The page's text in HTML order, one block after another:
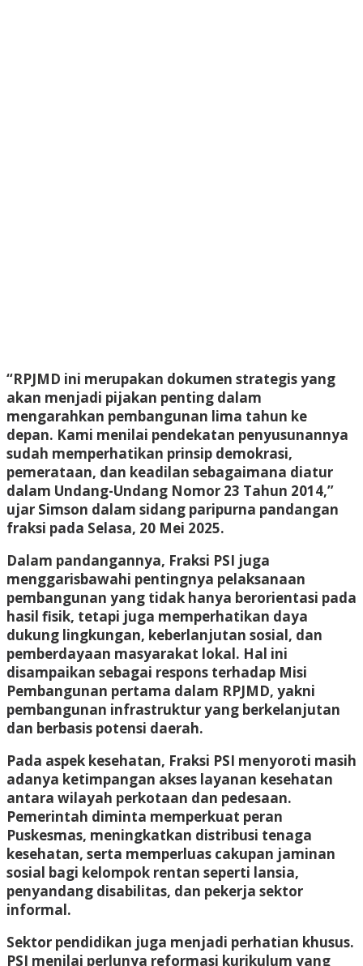
“RPJMD ini merupakan dokumen strategis yang
akan menjadi pijakan penting dalam
mengarahkan pembangunan lima tahun ke
depan. Kami menilai pendekatan penyusunannya
sudah memperhatikan prinsip demokrasi,
pemerataan, dan keadilan sebagaimana diatur
dalam Undang-Undang Nomor 23 Tahun 2014,”
ujar Simson dalam sidang paripurna pandangan
fraksi pada Selasa, 20 Mei 2025.
Dalam pandangannya, Fraksi PSI juga
menggarisbawahi pentingnya pelaksanaan
pembangunan yang tidak hanya berorientasi pada
hasil fisik, tetapi juga memperhatikan daya
dukung lingkungan, keberlanjutan sosial, dan
pemberdayaan masyarakat lokal. Hal ini
disampaikan sebagai respons terhadap Misi
Pembangunan pertama dalam RPJMD, yakni
pembangunan infrastruktur yang berkelanjutan
dan berbasis potensi daerah.
Pada aspek kesehatan, Fraksi PSI menyoroti masih
adanya ketimpangan akses layanan kesehatan
antara wilayah perkotaan dan pedesaan.
Pemerintah diminta memperkuat peran
Puskesmas, meningkatkan distribusi tenaga
kesehatan, serta memperluas cakupan jaminan
sosial bagi kelompok rentan seperti lansia,
penyandang disabilitas, dan pekerja sektor
informal.
Sektor pendidikan juga menjadi perhatian khusus.
PSI menilai perlunya reformasi kurikulum yang